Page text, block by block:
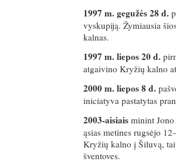
1997 m. gegužės 28 d.
vyskupiją. Žymiausia
kalnas.
1997 m. liepos 20 d.
atgaivino Kryžių kalno
2000 m. liepos 8 d.
iniciatyva pastatytas
2003-aisiais minint
ąsias metines rugsėjo
Kryžių kalno į Šiluvą,
šventoves.